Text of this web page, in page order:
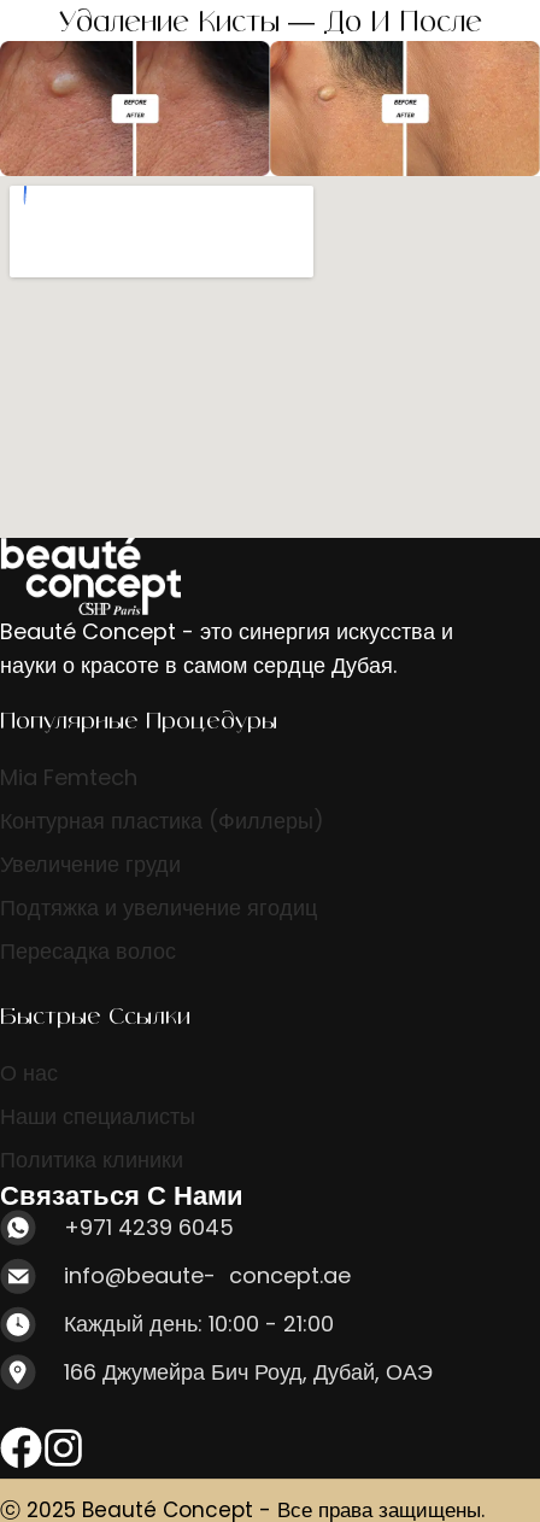
Удаление Кисты — До И После
Beauté Concept - это синергия искусства и
науки о красоте в самом сердце Дубая.
Популярные Процедуры
Mia Femtech
Контурная пластика (Филлеры)
Увеличение груди
Подтяжка и увеличение ягодиц
Пересадка волос
Быстрые Ссылки
О нас
Наши специалисты
Политика клиники
Связаться С Нами
+971 4239 6045
info@beaute- concept.ae
Каждый день: 10:00 - 21:00
166 Джумейра Бич Роуд, Дубай, ОАЭ
ⓒ 2025 Beauté Concept - Все права защищены.